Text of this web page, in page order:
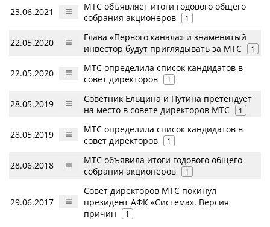
23.06.2021
МТС объявляет итоги годового общего
собрания акционеров
1
22.05.2020
Глава «Первого канала» и знаменитый
инвестор будут приглядывать за МТС
1
22.05.2020
МТС определила список кандидатов в
совет директоров
1
28.05.2019
Советник Ельцина и Путина претендует
на место в совете директоров МТС
1
28.05.2019
МТС определила список кандидатов в
совет директоров
1
28.06.2018
МТС объявила итоги годового общего
собрания акционеров
1
29.06.2017
Совет директоров МТС покинул
президент АФК «Система». Версия
причин
1